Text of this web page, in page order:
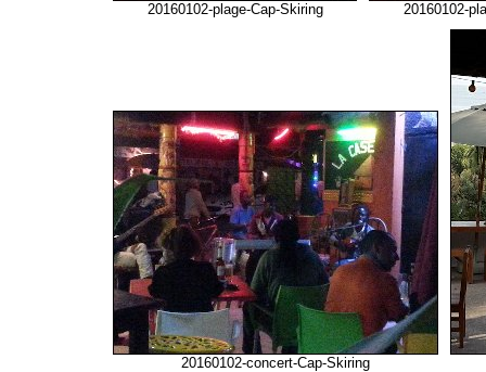
20160102-plage-Cap-Skiring 20160102-
20160102-concert-Cap-Skiring